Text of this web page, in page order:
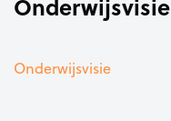
Onderwijsvisie
Onderwijsvisie